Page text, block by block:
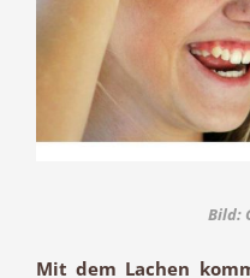
Bild:
Mit dem Lachen